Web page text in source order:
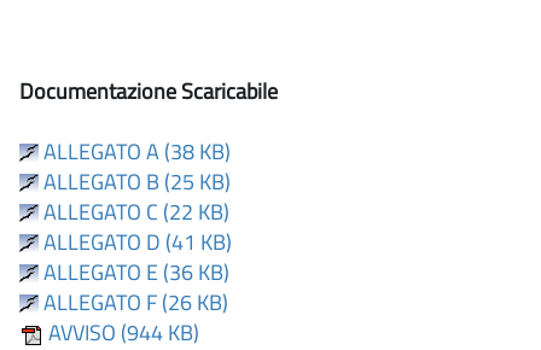
Documentazione Scaricabile
ALLEGATO A (38 KB)
ALLEGATO B (25 KB)
ALLEGATO C (22 KB)
ALLEGATO D (41 KB)
ALLEGATO E (36 KB)
ALLEGATO F (26 KB)
AVVISO (944 KB)